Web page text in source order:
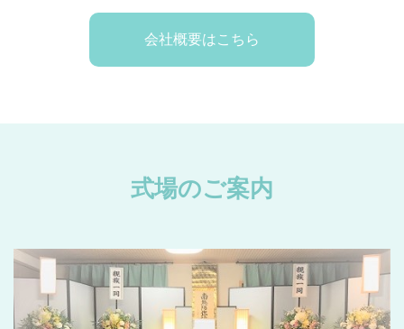
会社概要はこちら
式場のご案内